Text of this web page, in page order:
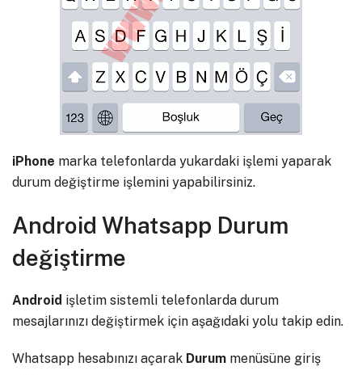
iPhone marka telefonlarda yukardaki işlemi yaparak
durum değiştirme işlemini yapabilirsiniz.
Android Whatsapp Durum
değiştirme
Android işletim sistemli telefonlarda durum
mesajlarınızı değiştirmek için aşağıdaki yolu takip edin.
Whatsapp hesabınızı açarak Durum menüsüne giriş